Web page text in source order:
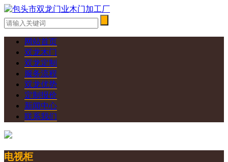
网站首页
双龙木门
双龙定制
服务流程
双龙优势
定制报价
新闻中心
联系我们
电视柜